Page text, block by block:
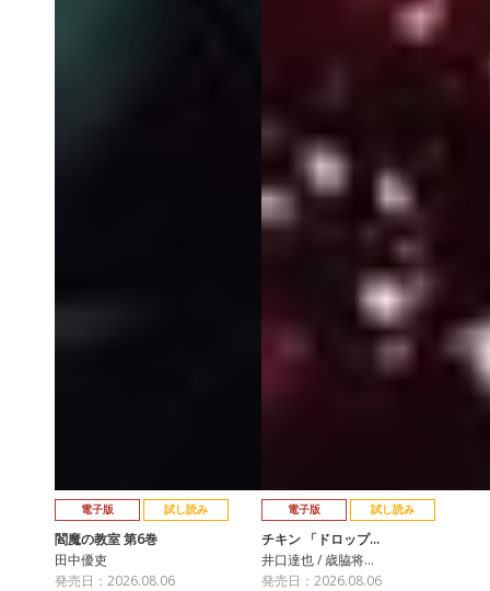
電子版 試し読み
閻魔の教室 第6巻
田中優吏
発売日：2026.08.06
電子版 試し読み
チキン 「ドロップ…
井口達也 / 歳脇将…
発売日：2026.08.06